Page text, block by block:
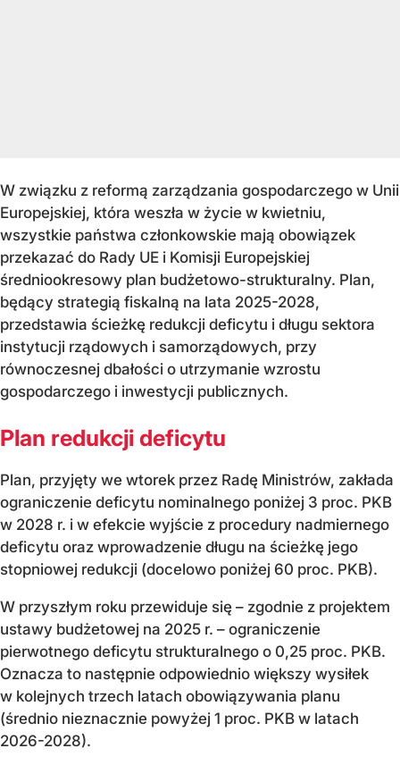
W związku z reformą zarządzania gospodarczego w Unii
Europejskiej, która weszła w życie w kwietniu,
wszystkie państwa członkowskie mają obowiązek
przekazać do Rady UE i Komisji Europejskiej
średniookresowy plan budżetowo-strukturalny. Plan,
będący strategią fiskalną na lata 2025-2028,
przedstawia ścieżkę redukcji deficytu i długu sektora
instytucji rządowych i samorządowych, przy
równoczesnej dbałości o utrzymanie wzrostu
gospodarczego i inwestycji publicznych.
Plan redukcji deficytu
Plan, przyjęty we wtorek przez Radę Ministrów, zakłada
ograniczenie deficytu nominalnego poniżej 3 proc. PKB
w 2028 r. i w efekcie wyjście z procedury nadmiernego
deficytu oraz wprowadzenie długu na ścieżkę jego
stopniowej redukcji (docelowo poniżej 60 proc. PKB).
W przyszłym roku przewiduje się – zgodnie z projektem
ustawy budżetowej na 2025 r. – ograniczenie
pierwotnego deficytu strukturalnego o 0,25 proc. PKB.
Oznacza to następnie odpowiednio większy wysiłek
w kolejnych trzech latach obowiązywania planu
(średnio nieznacznie powyżej 1 proc. PKB w latach
2026-2028).